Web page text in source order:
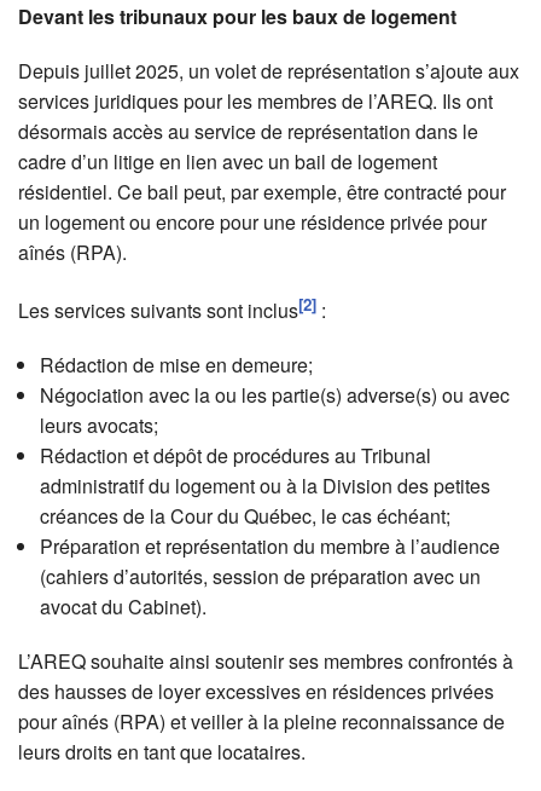
Devant les tribunaux pour les baux de logement
Depuis juillet 2025, un volet de représentation s’ajoute aux
services juridiques pour les membres de l’AREQ. Ils ont
désormais accès au service de représentation dans le
cadre d’un litige en lien avec un bail de logement
résidentiel. Ce bail peut, par exemple, être contracté pour
un logement ou encore pour une résidence privée pour
aînés (RPA).
Les services suivants sont inclus[2] :
Rédaction de mise en demeure;
Négociation avec la ou les partie(s) adverse(s) ou avec
leurs avocats;
Rédaction et dépôt de procédures au Tribunal
administratif du logement ou à la Division des petites
créances de la Cour du Québec, le cas échéant;
Préparation et représentation du membre à l’audience
(cahiers d’autorités, session de préparation avec un
avocat du Cabinet).
L’AREQ souhaite ainsi soutenir ses membres confrontés à
des hausses de loyer excessives en résidences privées
pour aînés (RPA) et veiller à la pleine reconnaissance de
leurs droits en tant que locataires.